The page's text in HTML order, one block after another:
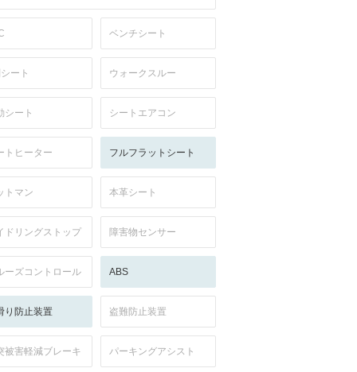
ベンチシート
ート ウォークスルー
シート シートエアコン
トヒーター フルフラットシート
トマン 本革シート
ドリングストップ 障害物センサー
ーズコントロール ABS
り防止装置 盗難防止装置
被害軽減ブレーキ パーキングアシスト